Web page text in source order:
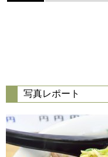
写真レポート